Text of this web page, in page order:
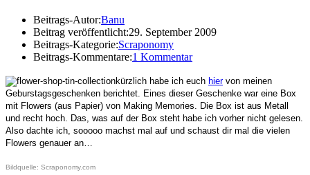
Beitrags-Autor:Banu
Beitrag veröffentlicht:29. September 2009
Beitrags-Kategorie:Scraponomy
Beitrags-Kommentare:1 Kommentar
kürzlich habe ich euch hiervon meinen
Geburstagsgeschenken berichtet. Eines dieser Geschenke war eine Box
mit Flowers (aus Papier) von Making Memories. Die Box ist aus Metall
und recht hoch. Das, was auf der Box steht habe ich vorher nicht gelesen.
Also dachte ich, sooooo machst mal auf und schaust dir mal die vielen
Flowers genauer an…
Bildquelle: Scraponomy.com